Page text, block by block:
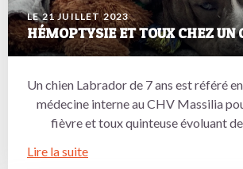
LE 21 JUILLET 2023
HÉMOPTYSIE ET TOUX CHEZ UN
Un chien Labrador de 7 ans est référé
médecine interne au CHV Massilia
fièvre et toux quinteuse évoluant
Lire la suite